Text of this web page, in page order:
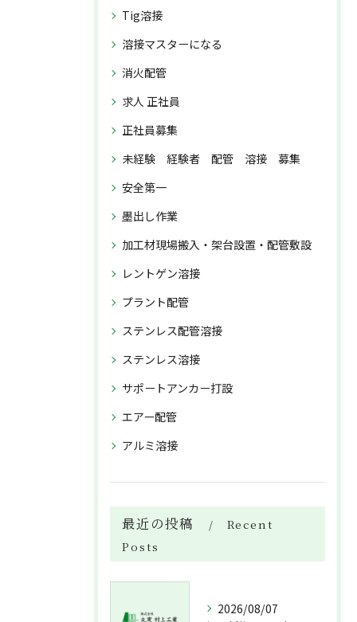
Tig溶接
溶接マスターになる
消火配管
求人 正社員
正社員募集
未経験 経験者 配管 溶接 募集
安全第一
墨出し作業
加工材現場搬入・架台設置・配管敷設
レントゲン溶接
プラント配管
ステンレス配管溶接
ステンレス溶接
サポートアンカー打設
エアー配管
アルミ溶接
最近の投稿
Recent
Posts
2026/08/07